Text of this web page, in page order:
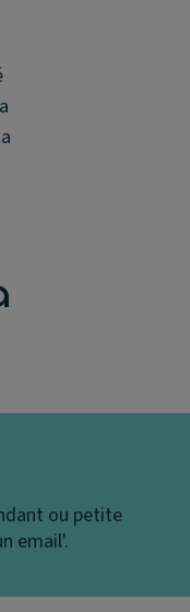
ou petite
email'.